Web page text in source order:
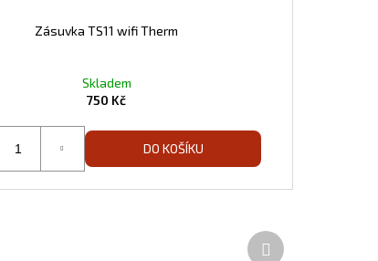
Zásuvka TS11 wifi Therm
Skladem
750 Kč
DO KOŠÍKU
Další
produkt